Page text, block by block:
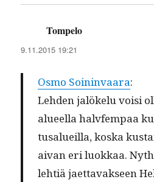
Tompelo
9.11.2015 19:21
Osmo Soin­in­vaara:
Lehden jalökelu voisi
alueel­la halvfem­paa
tusalueil­la, kos­ka
aivan eri luokkaa.
lehtiä jaet­tavak­seen